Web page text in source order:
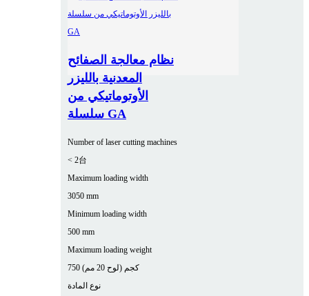
نظام معالجة الصفائح
المعدنية بالليزر
الأوتوماتيكي من
سلسلة GA
Number of laser cutting machines
< 2台
Maximum loading width
3050 mm
Minimum loading width
500 mm
Maximum loading weight
750 كجم (لوح 20 مم)
نوع المادة